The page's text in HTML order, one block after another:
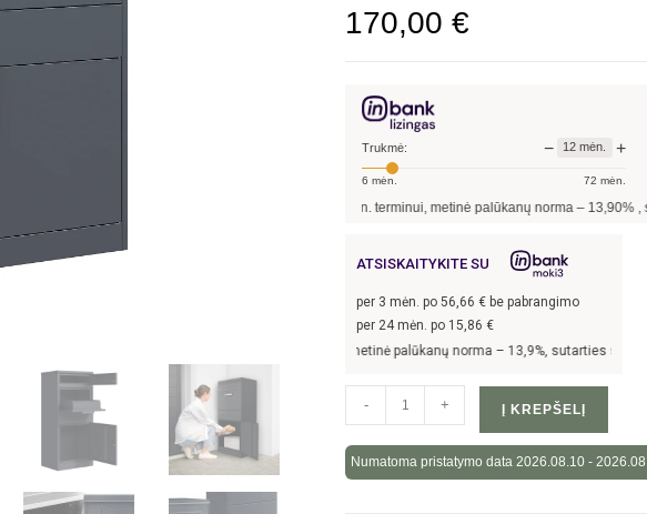
170,00 €
Trukmė: − 12 mėn. +
6 mėn. 72 mėn.
mėn. terminui, metinė palūkanų norma – 13,90%, sutarties
ATSISKAITYKITE SU
per 3 mėn. po 56,66 € be pabrangimo
per 24 mėn. po 15,86 €
€, kai sutartis sudaroma 24 mėn. terminui, metinė palūkanų norma –13,9%, sutarties sudarymo mokestis -
- + Į KREPŠELĮ
Numatoma pristatymo data 2026.08.10 -